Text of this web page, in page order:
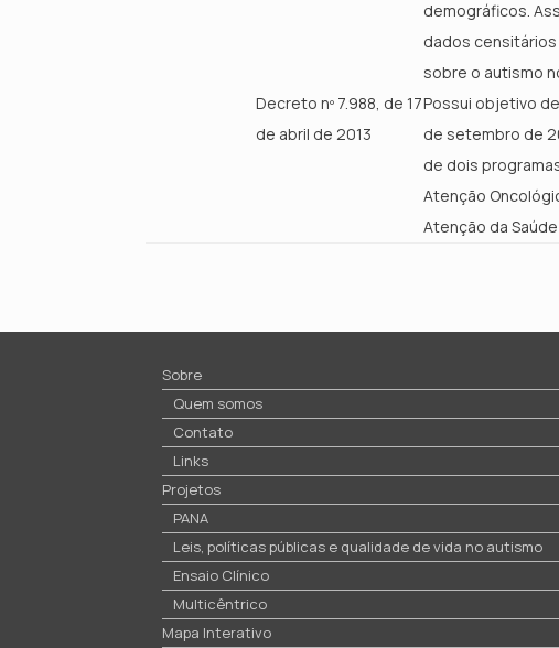
demográficos.
dados censitários
sobre o autismo
Decreto nº 7.988, de 17
de abril de 2013
Possui objetivo de
de setembro de
de dois
Atenção
Atenção da
Sobre
Quem somos
Contato
Links
Projetos
PANA
Leis, políticas públicas e qualidade de vida no autismo
Ensaio Clínico
Multicêntrico
Mapa Interativo